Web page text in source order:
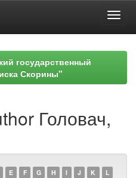
государственный
Скорины"
Головач,
E F G H I J K
L